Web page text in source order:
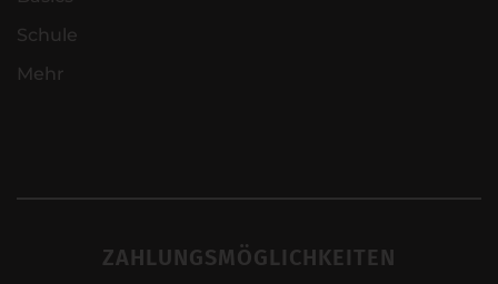
Schule
Mehr
ZAHLUNGSMÖGLICHKEITEN